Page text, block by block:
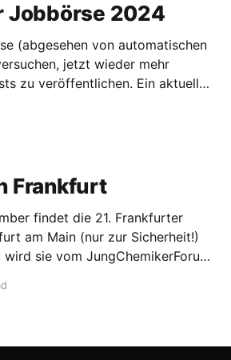
Jobbörse 2024
(abgesehen von automatischen
jetzt wieder mehr
Ein aktueller
von
Frankfurt
findet die 21. Frankfurter
am Main (nur zur Sicherheit!)
sie vom JungChemikerForum
In den Workshops